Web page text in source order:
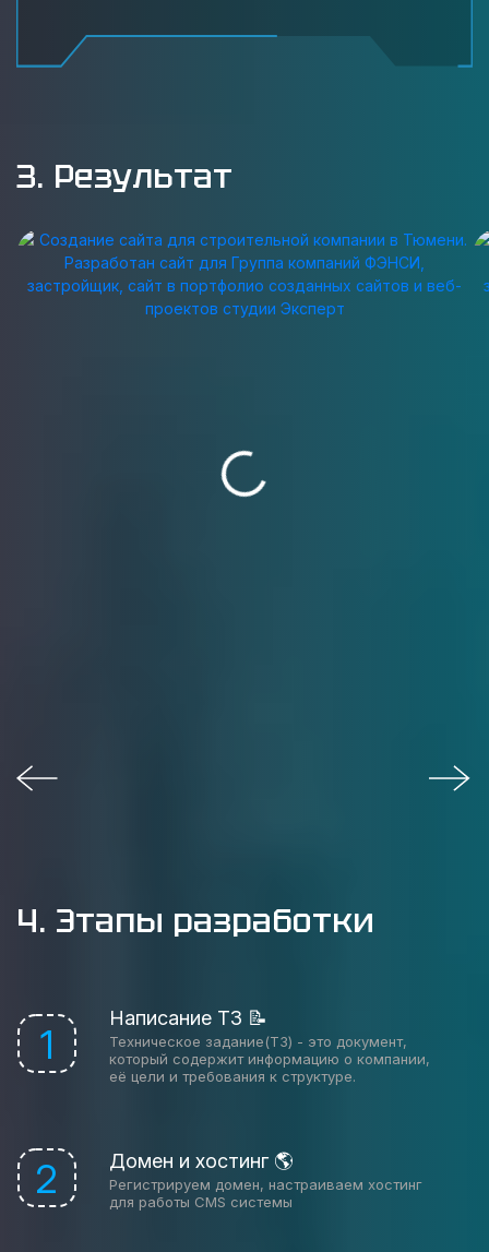
3. Результат
4. Этапы разработки
1
Написание ТЗ 📝
Техническое задание(ТЗ) - это документ,
который содержит информацию о компании,
её цели и требования к структуре.
2 Домен и хостинг 🌎
Регистрируем домен, настраиваем хостинг
для работы CMS системы